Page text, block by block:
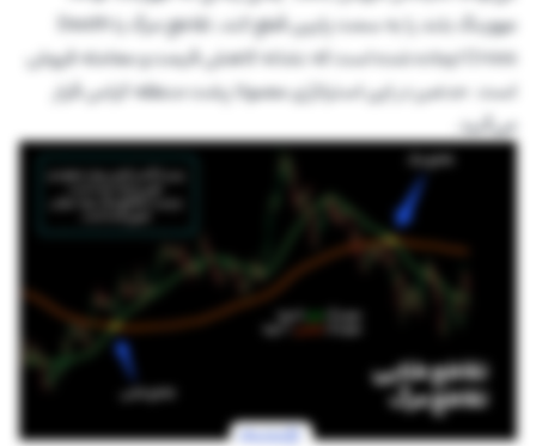
مووینگ بلند را به سمت پایین قطع کند، تقاطع مرگ یا Death
Cross ایجاده شده است که نشانه کاهش قیمت و معامله فروش
است. حدضرر در این استراتژی معمولا پشت منطقه کراس قرار
می‌گیرد.